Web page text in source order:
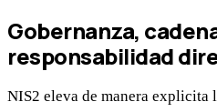
Gobernanza,
responsabilidad
NIS2 eleva de manera explicita